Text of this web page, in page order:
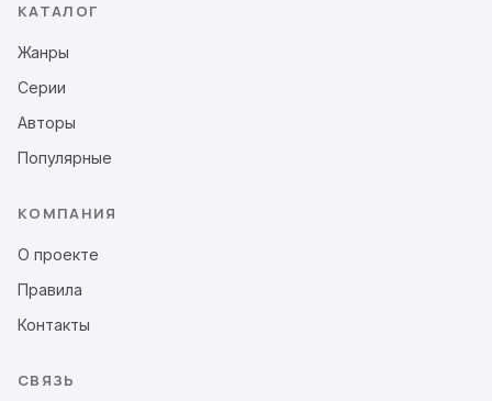
КАТАЛОГ
Жанры
Серии
Авторы
Популярные
КОМПАНИЯ
О проекте
Правила
Контакты
СВЯЗЬ